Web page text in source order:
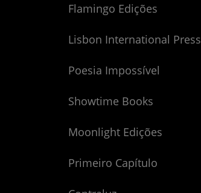
Flamingo Edições
Lisbon International Press
Poesia Impossível
Showtime Books
Moonlight Edições
Primeiro Capítulo